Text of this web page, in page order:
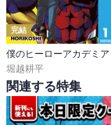
第4話　のっぺら坊
第5話　北鎮部隊
第6話　迫害
第7話　脱獄王
立ち塞がる圧倒的な
女、エゾ狼との出逢
完結
僕のヒーローアカデミア
堀越耕平
関連する特集